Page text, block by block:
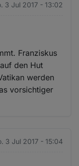
3 Jul 2017 - 13:02
Franziskus
den Hut
werden
vorsichtiger
3 Jul 2017 - 15:04